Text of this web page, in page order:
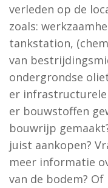
verleden op de
zoals:
tankstation,
van
ondergrondse
er infrastructurele
er bouwstoffen
bouwrijp
juist aankopen?
meer informatie
van de bodem?